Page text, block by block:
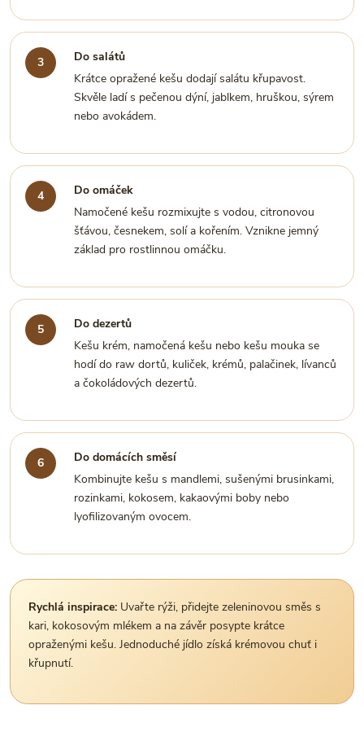
Do salátů
Krátce opražené kešu dodají salátu křupavost.
Skvěle ladí s pečenou dýní, jablkem, hruškou, sýrem
nebo avokádem.
Do omáček
Namočené kešu rozmixujte s vodou, citronovou
šťávou, česnekem, solí a kořením. Vznikne jemný
základ pro rostlinnou omáčku.
Do dezertů
Kešu krém, namočená kešu nebo kešu mouka se
hodí do raw dortů, kuliček, krémů, palačinek, lívanců
a čokoládových dezertů.
Do domácích směsí
Kombinujte kešu s mandlemi, sušenými brusinkami,
rozinkami, kokosem, kakaovými boby nebo
lyofilizovaným ovocem.
Rychlá inspirace: Uvařte rýži, přidejte zeleninovou směs s
kari, kokosovým mlékem a na závěr posypte krátce
opraženými kešu. Jednoduché jídlo získá krémovou chuť i
křupnutí.